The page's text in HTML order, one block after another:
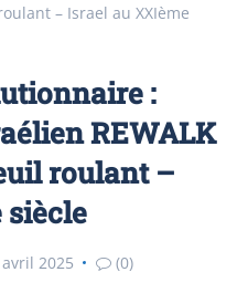
– Israel au XXIème
:
REWALK
roulant –
siècle
2025 (0)